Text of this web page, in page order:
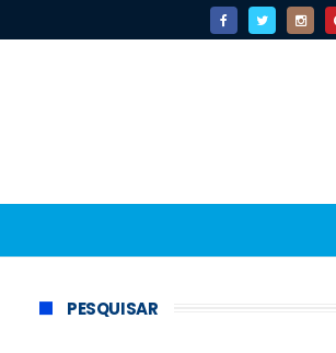
PESQUISAR